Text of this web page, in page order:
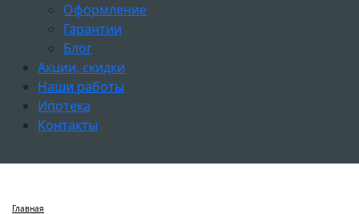
Оформление
Гарантии
Блог
Акции, скидки
Наши работы
Ипотека
Контакты
Главная